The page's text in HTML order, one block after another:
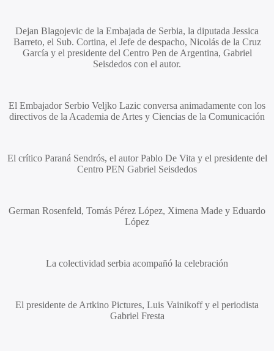
Dejan Blagojevic de la Embajada de Serbia, la diputada Jessica
Barreto, el Sub. Cortina, el Jefe de despacho, Nicolás de la Cruz
García y el presidente del Centro Pen de Argentina, Gabriel
Seisdedos con el autor.
El Embajador Serbio Veljko Lazic conversa animadamente con los
directivos de la Academia de Artes y Ciencias de la Comunicación
El crítico Paraná Sendrós, el autorPablo De Vita y el presidente del
Centro PEN Gabriel Seisdedos
German Rosenfeld, Tomás Pérez López, Ximena Made y Eduardo
López
La colectividad serbia acompañó la celebración
El presidente de Artkino Pictures, Luis Vainikoffy el periodista
Gabriel Fresta